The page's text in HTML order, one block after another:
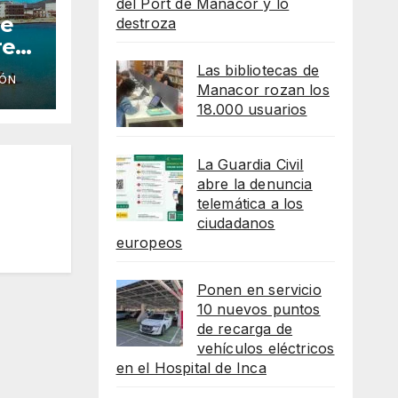
destroza
Las bibliotecas de
Manacor rozan los
18.000 usuarios
La Guardia Civil
abre la denuncia
telemática a los
ciudadanos
europeos
Ponen en servicio
10 nuevos puntos
de recarga de
vehículos eléctricos
en el Hospital de Inca